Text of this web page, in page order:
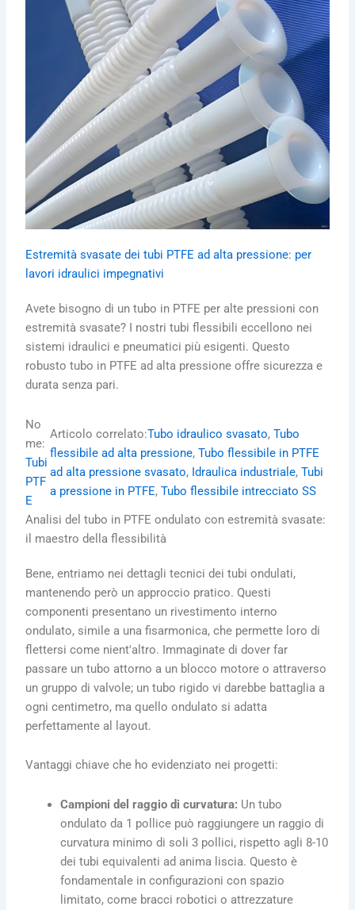
Estremità svasate dei tubi PTFE ad alta pressione: per
lavori idraulici impegnativi
Avete bisogno di un tubo in PTFE per alte pressioni con
estremità svasate? I nostri tubi flessibili eccellono nei
sistemi idraulici e pneumatici più esigenti. Questo
robusto tubo in PTFE ad alta pressione offre sicurezza e
durata senza pari.
No
me:
Tubi
PTF
E
Articolo correlato:Tubo idraulico svasato, Tubo
flessibile ad alta pressione, Tubo flessibile in PTFE
ad alta pressione svasato, Idraulica industriale, Tubi
a pressione in PTFE, Tubo flessibile intrecciato SS
Analisi del tubo in PTFE ondulato con estremità svasate:
il maestro della flessibilità
Bene, entriamo nei dettagli tecnici dei tubi ondulati,
mantenendo però un approccio pratico. Questi
componenti presentano un rivestimento interno
ondulato, simile a una fisarmonica, che permette loro di
flettersi come nient'altro. Immaginate di dover far
passare un tubo attorno a un blocco motore o attraverso
un gruppo di valvole; un tubo rigido vi darebbe battaglia a
ogni centimetro, ma quello ondulato si adatta
perfettamente al layout.
Vantaggi chiave che ho evidenziato nei progetti:
Campioni del raggio di curvatura: Un tubo
ondulato da 1 pollice può raggiungere un raggio di
curvatura minimo di soli 3 pollici, rispetto agli 8-10
dei tubi equivalenti ad anima liscia. Questo è
fondamentale in configurazioni con spazio
limitato, come bracci robotici o attrezzature